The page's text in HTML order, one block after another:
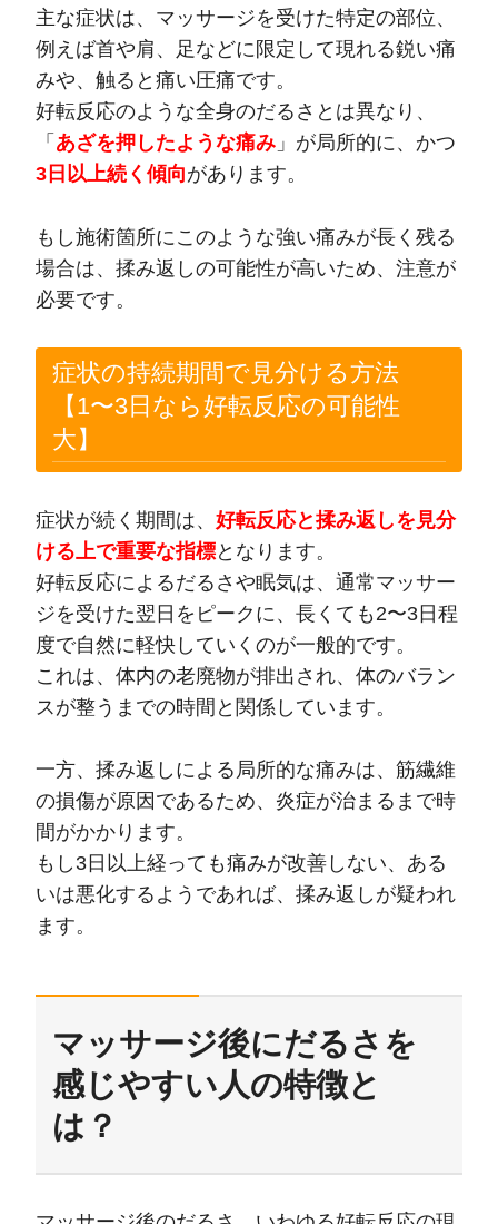
主な症状は、マッサージを受けた特定の部位、
例えば首や肩、足などに限定して現れる鋭い痛
みや、触ると痛い圧痛です。
好転反応のような全身のだるさとは異なり、
「 あざを押したような痛み 」が局所的に、かつ
3日以上続く傾向があります。
もし施術箇所にこのような強い痛みが長く残る
場合は、揉み返しの可能性が高いため、注意が
必要です。
症状の持続期間で見分ける方法
【1〜3日なら好転反応の可能性
大】
症状が続く期間は、 好転反応と揉み返しを見分
ける上で重要な指標となります。
好転反応によるだるさや眠気は、通常マッサー
ジを受けた翌日をピークに、長くても2〜3日程
度で自然に軽快していくのが一般的です。
これは、体内の老廃物が排出され、体のバラン
スが整うまでの時間と関係しています。
一方、揉み返しによる局所的な痛みは、筋繊維
の損傷が原因であるため、炎症が治まるまで時
間がかかります。
もし3日以上経っても痛みが改善しない、ある
いは悪化するようであれば、揉み返しが疑われ
ます。
マッサージ後にだるさを
感じやすい人の特徴と
は？